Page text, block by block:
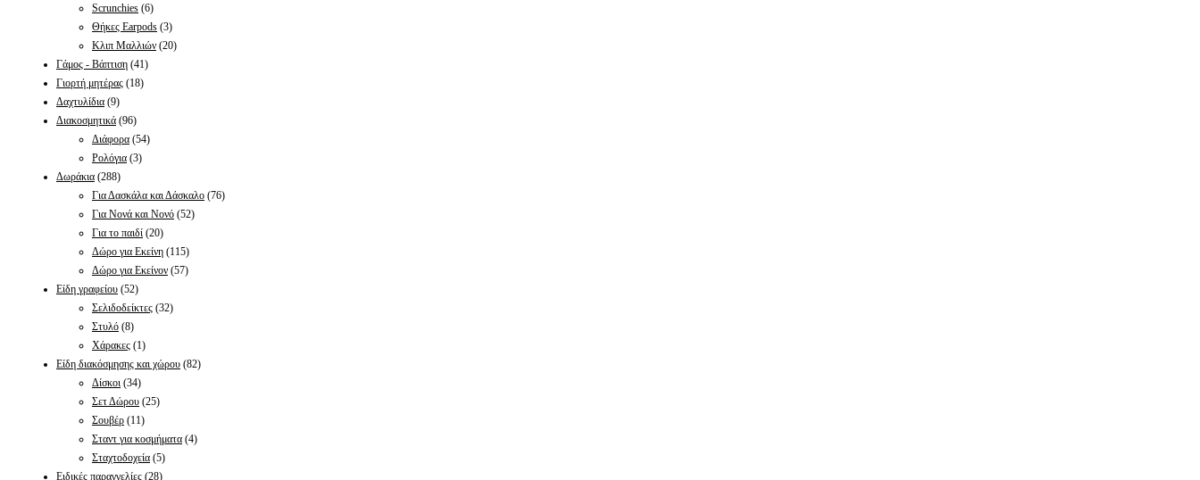
Scrunchies (6)
Θήκες Earpods (3)
Κλιπ Μαλλιών (20)
Γάμος - Βάπτιση (41)
Γιορτή μητέρας (18)
Δαχτυλίδια (9)
Διακοσμητικά (96)
Διάφορα (54)
Ρολόγια (3)
Δωράκια (288)
Για Δασκάλα και Δάσκαλο (76)
Για Νονά και Νονό (52)
Για το παιδί (20)
Δώρο για Εκείνη (115)
Δώρο για Εκείνον (57)
Είδη γραφείου (52)
Σελιδοδείκτες (32)
Στυλό (8)
Χάρακες (1)
Είδη διακόσμησης και χώρου (82)
Δίσκοι (34)
Σετ Δώρου (25)
Σουβέρ (11)
Σταντ για κοσμήματα (4)
Σταχτοδοχεία (5)
Ειδικές παραγγελίες (28)